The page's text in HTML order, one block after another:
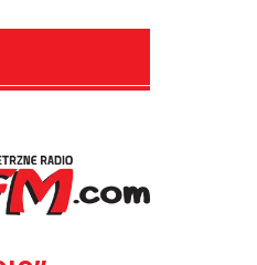
Sport Polonijny
Informacje Giełdowe